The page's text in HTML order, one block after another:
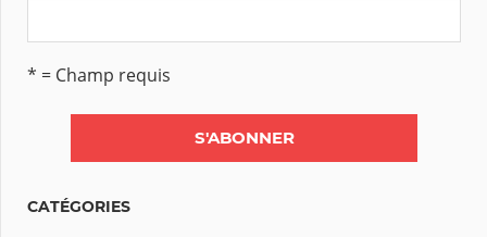
* = Champ requis
CATÉGORIES